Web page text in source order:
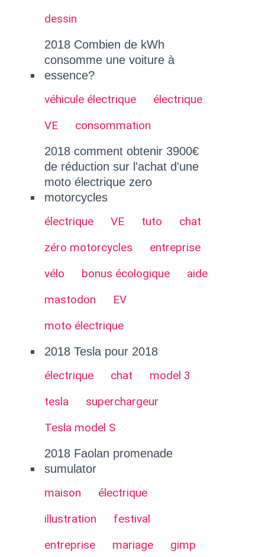
dessin
2018 Combien de kWh
consomme une voiture à
essence?
véhicule électrique
électrique
VE
consommation
2018 comment obtenir 3900€
de réduction sur l'achat d'une
moto électrique zero
motorcycles
électrique VE tuto
chat
zéro motorcycles
entreprise
vélo
bonus écologique
aide
mastodon
EV
moto électrique
2018 Tesla pour 2018
électrique chat
model 3
tesla
superchargeur
Tesla model S
2018 Faolan promenade
sumulator
maison
électrique
illustration
festival
entreprise
mariage
gimp